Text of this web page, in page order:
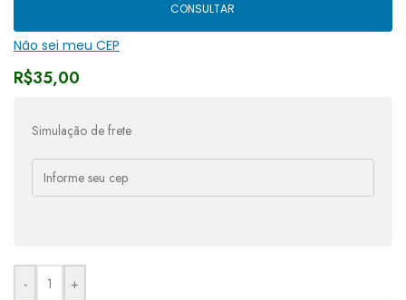
CONSULTAR
Não sei meu CEP
R$35,00
Simulação de frete
- +